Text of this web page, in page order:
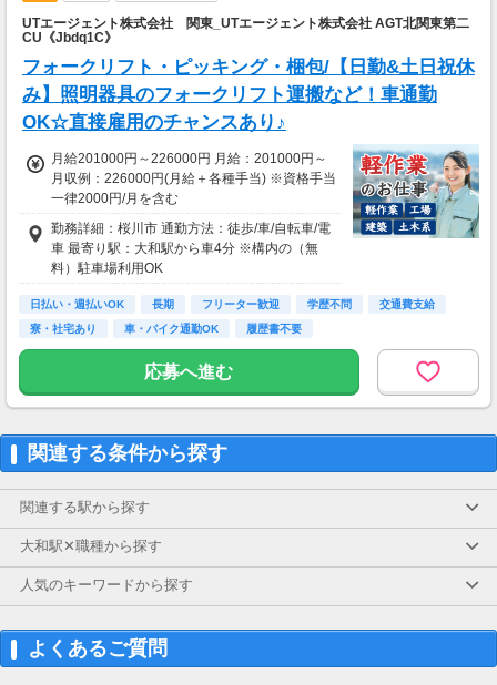
UTエージェント株式会社 関東_UTエージェント株式会社 AGT北関東第二
CU《Jbdq1C》
フォークリフト・ピッキング・梱包/【日勤&土日祝休
み】照明器具のフォークリフト運搬など！車通勤
OK☆直接雇用のチャンスあり♪
月給201000円～226000円 月給：201000円～
月収例：226000円(月給＋各種手当) ※資格手当
一律2000円/月を含む
勤務詳細：桜川市 通勤方法：徒歩/車/自転車/電
車 最寄り駅：大和駅から車4分 ※構内の（無
料）駐車場利用OK
日払い・週払いOK 長期 フリーター歓迎 学歴不問
交通費支給
寮・社宅あり
車・バイク通勤OK 履歴書不要
応募へ進む
関連する条件から探す
関連する駅から探す
大和駅✕職種から探す
人気のキーワードから探す
よくあるご質問